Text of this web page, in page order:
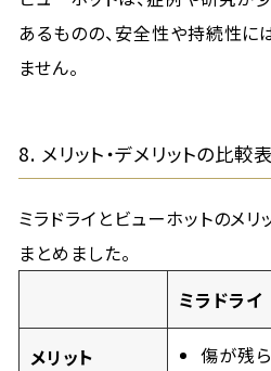
あるものの、安全性や持続性
ません。
8. メリット・デメリットの比較表
ミラドライとビューホットのメリ
まとめました。
ミラドライ
メリット
傷が残